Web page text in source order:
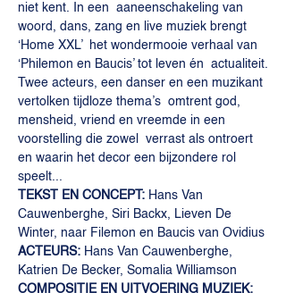
niet kent. In een  aaneenschakeling van
woord, dans, zang en live muziek brengt
‘Home XXL’  het wondermooie verhaal van
‘Philemon en Baucis’ tot leven én  actualiteit.
Twee acteurs, een danser en een muzikant
vertolken tijdloze thema’s  omtrent god,
mensheid, vriend en vreemde in een
voorstelling die zowel  verrast als ontroert
en waarin het decor een bijzondere rol
speelt...
TEKST EN CONCEPT: Hans Van
Cauwenberghe, Siri Backx, Lieven De
Winter, naar Filemon en Baucis van Ovidius
ACTEURS: Hans Van Cauwenberghe,
Katrien De Becker, Somalia Williamson
COMPOSITIE EN UITVOERING MUZIEK: